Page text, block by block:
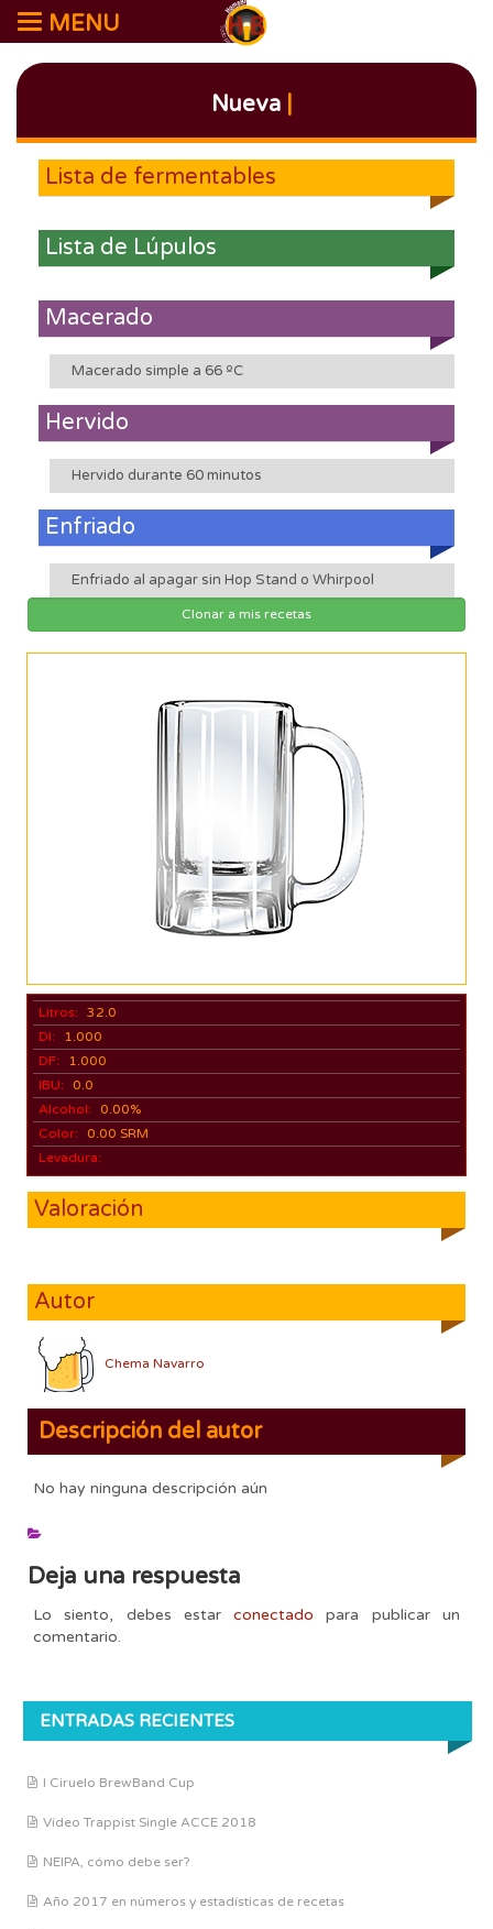
MENU
Nueva
Lista de fermentables
Lista de Lúpulos
Macerado
Macerado simple a 66 ºC
Hervido
Hervido durante 60 minutos
Enfriado
Enfriado al apagar sin Hop Stand o Whirpool
Clonar a mis recetas
Litros: 32.0
DI:
1.000
DF:
1.000
IBU:
0.0
Alcohol:
0.00%
Color:
0.00 SRM
Levadura:
Valoración
Autor
Chema Navarro
Descripción del autor
No hay ninguna descripción aún
Deja una respuesta
Lo siento, debes estarconectado para publicar un
comentario.
ENTRADAS RECIENTES
I Ciruelo BrewBand Cup
Vídeo Trappist Single ACCE 2018
NEIPA, cómo debe ser?
Año 2017 en números y estadísticas de recetas